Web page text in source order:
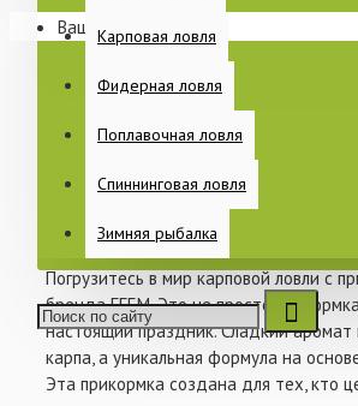
Раскладушки
ПИТАНИЕ
КАТУШКИ
Карповая ловля
Фидерная ловля
Поплавочная ловля
Спиннинговая ловля
Зимняя рыбалка
Ваша корзина пуста!
на простые сахара, что
показателей микса, а также
- Обладает высокой пищевой
- Можно использовать в PVA и Spod-
- Вес: 1 кг
В закладки В сравнение
FFEM Method Mix Carp Classic:
Погрузитесь в мир карповой ловли с
бренда FFEM. Это не просто
настоящий праздник. Сладкий аромат
карпа, а уникальная формула на
Эта прикормка создана для тех, кто